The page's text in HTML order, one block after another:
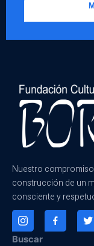
Nuestro
construcción de un
consciente y
Buscar